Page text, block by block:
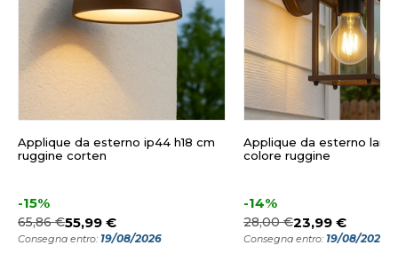
Applique da esterno ip44 h18 cm
ruggine corten
-15%
65,86 €55,99 €
Consegna entro: 19/08/2026
Applique da esterno
colore ruggine
-14%
28,00 €23,99 €
Consegna entro: 19/08/2026